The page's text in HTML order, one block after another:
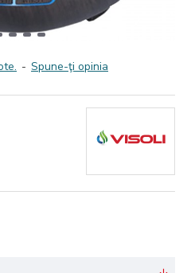
- Spune-ţi opinia